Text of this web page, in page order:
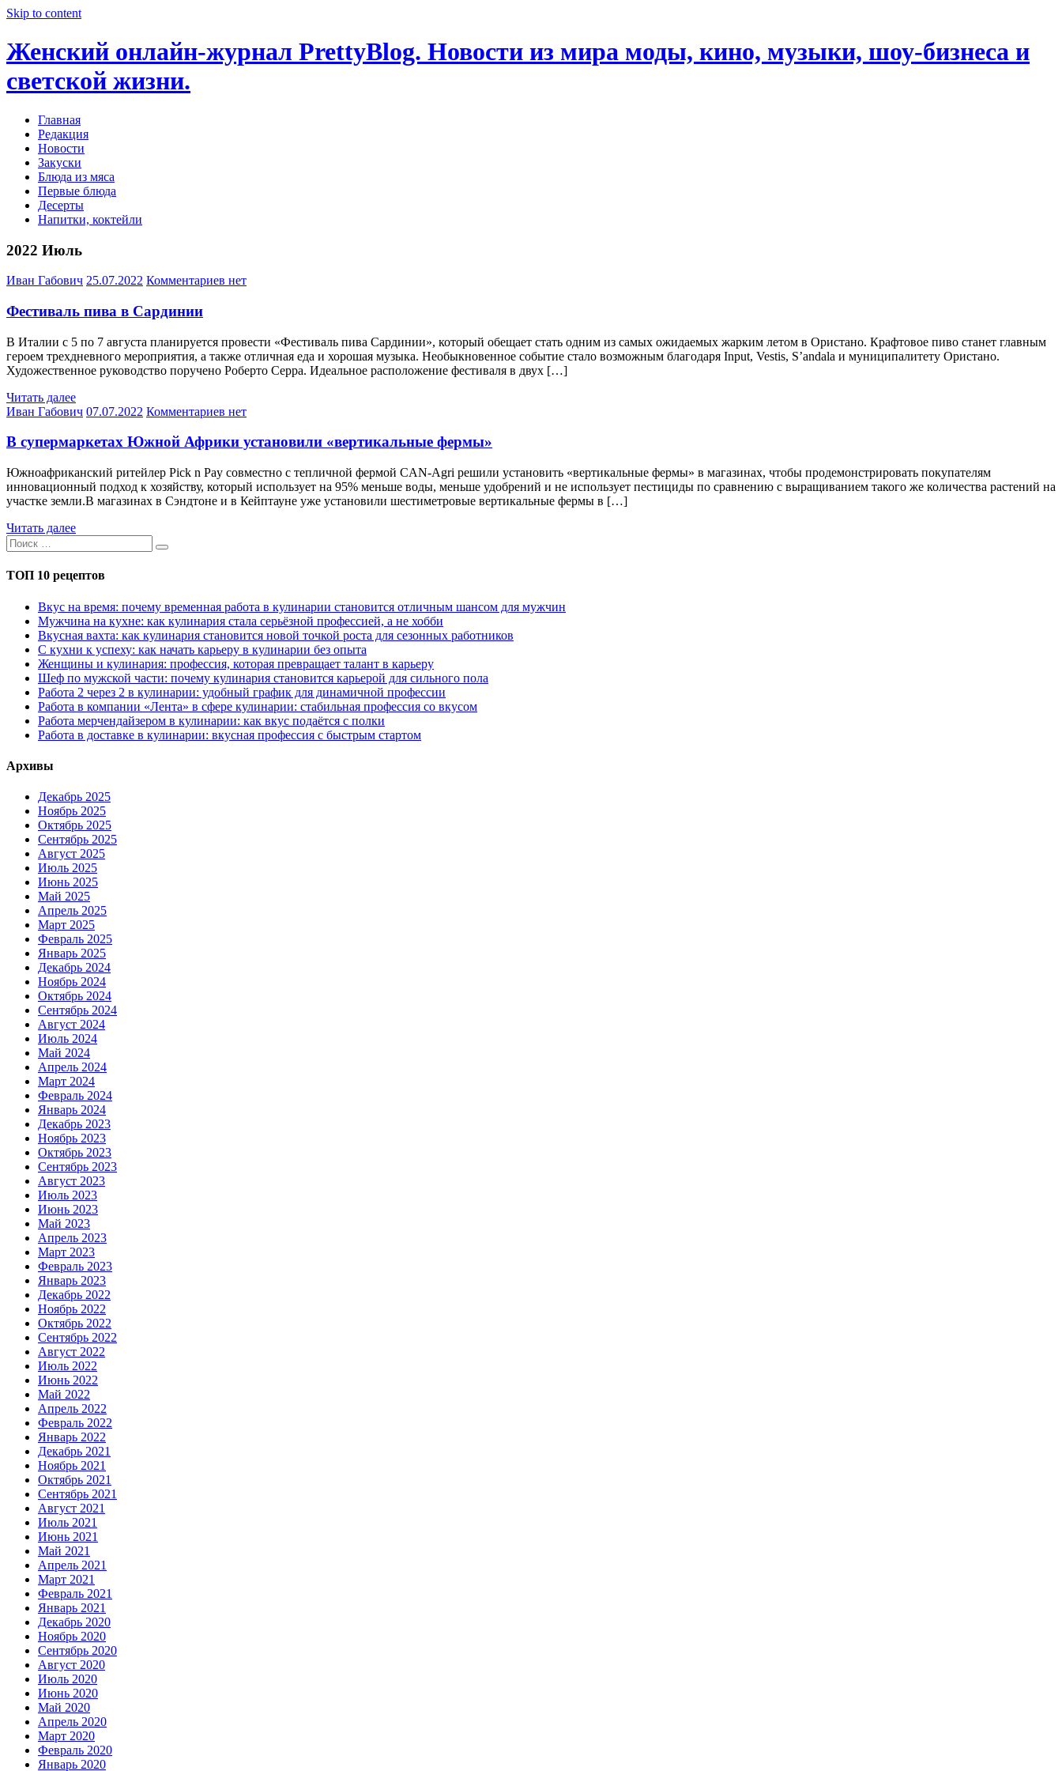
Skip to content
Женский онлайн-журнал PrettyBlog. Новости из мира моды, кино, музыки, шоу-бизнеса и
светской жизни.
Главная
Редакция
Новости
Закуски
Блюда из мяса
Первые блюда
Десерты
Напитки, коктейли
2022 Июль
Иван Габович 25.07.2022 Комментариев нет
Фестиваль пива в Сардинии
В Италии с 5 по 7 августа планируется провести «Фестиваль пива Сардинии», который обещает стать одним из самых ожидаемых жарким летом в Ористано. Крафтовое пиво станет главным
героем трехдневного мероприятия, а также отличная еда и хорошая музыка. Необыкновенное событие стало возможным благодаря Input, Vestis, S’andala и муниципалитету Ористано.
Художественное руководство поручено Роберто Серра. Идеальное расположение фестиваля в двух […]
Читать далее
Иван Габович 07.07.2022 Комментариев нет
В супермаркетах Южной Африки установили «вертикальные фермы»
Южноафриканский ритейлер Pick n Pay совместно с тепличной фермой CAN-Agri решили установить «вертикальные фермы» в магазинах, чтобы продемонстрировать покупателям
инновационный подход к хозяйству, который использует на 95% меньше воды, меньше удобрений и не использует пестициды по сравнению с выращиванием такого же количества растений на
участке земли.В магазинах в Сэндтоне и в Кейптауне уже установили шестиметровые вертикальные фермы в […]
Читать далее
ТОП 10 рецептов
Вкус на время: почему временная работа в кулинарии становится отличным шансом для мужчин
Мужчина на кухне: как кулинария стала серьёзной профессией, а не хобби
Вкусная вахта: как кулинария становится новой точкой роста для сезонных работников
С кухни к успеху: как начать карьеру в кулинарии без опыта
Женщины и кулинария: профессия, которая превращает талант в карьеру
Шеф по мужской части: почему кулинария становится карьерой для сильного пола
Работа 2 через 2 в кулинарии: удобный график для динамичной профессии
Работа в компании «Лента» в сфере кулинарии: стабильная профессия со вкусом
Работа мерчендайзером в кулинарии: как вкус подаётся с полки
Работа в доставке в кулинарии: вкусная профессия с быстрым стартом
Архивы
Декабрь 2025
Ноябрь 2025
Октябрь 2025
Сентябрь 2025
Август 2025
Июль 2025
Июнь 2025
Май 2025
Апрель 2025
Март 2025
Февраль 2025
Январь 2025
Декабрь 2024
Ноябрь 2024
Октябрь 2024
Сентябрь 2024
Август 2024
Июль 2024
Май 2024
Апрель 2024
Март 2024
Февраль 2024
Январь 2024
Декабрь 2023
Ноябрь 2023
Октябрь 2023
Сентябрь 2023
Август 2023
Июль 2023
Июнь 2023
Май 2023
Апрель 2023
Март 2023
Февраль 2023
Январь 2023
Декабрь 2022
Ноябрь 2022
Октябрь 2022
Сентябрь 2022
Август 2022
Июль 2022
Июнь 2022
Май 2022
Апрель 2022
Февраль 2022
Январь 2022
Декабрь 2021
Ноябрь 2021
Октябрь 2021
Сентябрь 2021
Август 2021
Июль 2021
Июнь 2021
Май 2021
Апрель 2021
Март 2021
Февраль 2021
Январь 2021
Декабрь 2020
Ноябрь 2020
Сентябрь 2020
Август 2020
Июль 2020
Июнь 2020
Май 2020
Апрель 2020
Март 2020
Февраль 2020
Январь 2020